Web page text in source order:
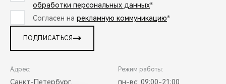
обработки персональных данных*
Согласен на рекламную коммуникацию*
ПОДПИСАТЬСЯ
Адрес:
Санкт-Петербург,
Режим работы:
пн-вс: 09:00-21:00